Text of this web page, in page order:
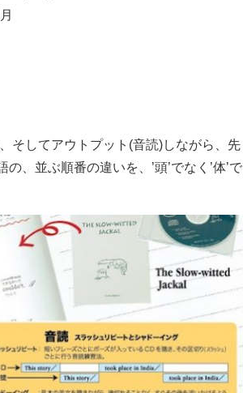
そしてアウトプット(音読)しながら、先
、並ぶ順番の違いを、’頭’でなく’体’で